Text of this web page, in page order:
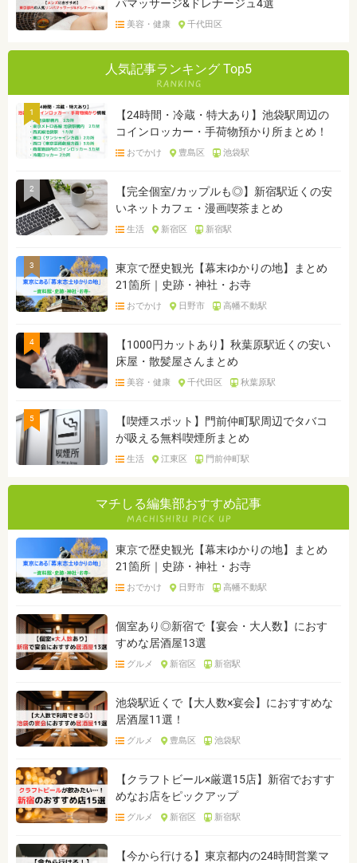
パマッサージ&ドレナージュ4選
美容・健康 千代田区
人気記事ランキング Top5
1
【24時間・冷蔵・特大あり】池袋駅周辺の
コインロッカー・手荷物預かり所まとめ！
おでかけ 豊島区 池袋駅
2
【完全個室/カップルも◎】新宿駅近くの安
いネットカフェ・漫画喫茶まとめ
生活 新宿区 新宿駅
3
東京で歴史観光【幕末ゆかりの地】まとめ
21箇所｜史跡・神社・お寺
おでかけ 日野市 高幡不動駅
4
【1000円カットあり】秋葉原駅近くの安い
床屋・散髪屋さんまとめ
美容・健康 千代田区 秋葉原駅
5
【喫煙スポット】門前仲町駅周辺でタバコ
が吸える無料喫煙所まとめ
生活 江東区 門前仲町駅
マチしる編集部おすすめ記事
東京で歴史観光【幕末ゆかりの地】まとめ
21箇所｜史跡・神社・お寺
おでかけ 日野市 高幡不動駅
個室あり◎新宿で【宴会・大人数】におす
すめな居酒屋13選
グルメ 新宿区 新宿駅
池袋駅近くで【大人数×宴会】におすすめな
居酒屋11選！
グルメ 豊島区 池袋駅
【クラフトビール×厳選15店】新宿でおすす
めなお店をピックアップ
グルメ 新宿区 新宿駅
【今から行ける】東京都内の24時間営業マ